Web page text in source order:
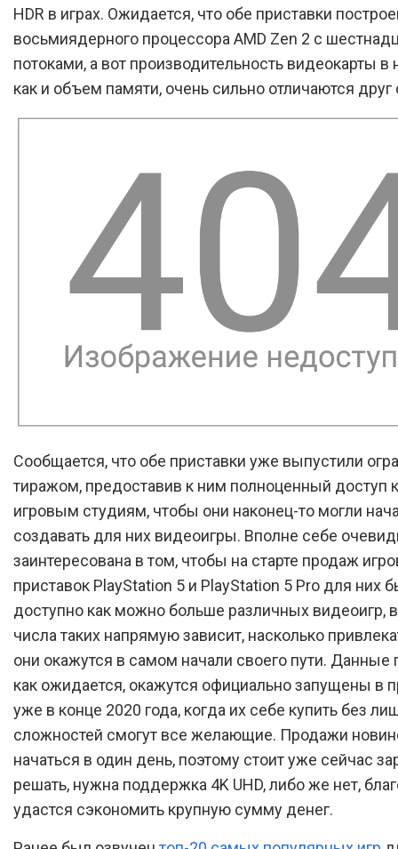
HDR в играх. Ожидается, что обе приставки
восьмиядерного процессора AMD Zen 2 с
потоками, а вот производительность видеокарты в
как и объем памяти, очень сильно отличаются друг
Сообщается, что обе приставки уже выпустили
тиражом, предоставив к ним полноценный доступ
игровым студиям, чтобы они наконец-то могли
создавать для них видеоигры. Вполне себе
заинтересована в том, чтобы на старте продаж
приставок PlayStation 5 и PlayStation 5 Pro для них
доступно как можно больше различных видеоигр,
числа таких напрямую зависит, насколько
они окажутся в самом начали своего пути. Данные
как ожидается, окажутся официально запущены в
уже в конце 2020 года, когда их себе купить без
сложностей смогут все желающие. Продажи
начаться в один день, поэтому стоит уже сейчас
решать, нужна поддержка 4K UHD, либо же нет,
удастся сэкономить крупную сумму денег.